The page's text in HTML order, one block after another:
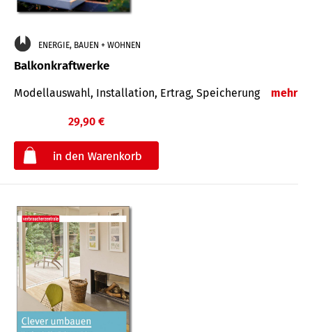
ENERGIE, BAUEN + WOHNEN
Balkonkraftwerke
Modellauswahl, Installation, Ertrag, Speicherung mehr
29,90 €